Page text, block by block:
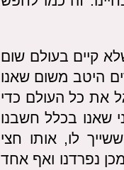
קיים בעולם שום
היטב משום שאנו
את כל העולם כדי
שאנו בכלל חשבנו
לו, אותו חצי
נפרדנו ואף אחד